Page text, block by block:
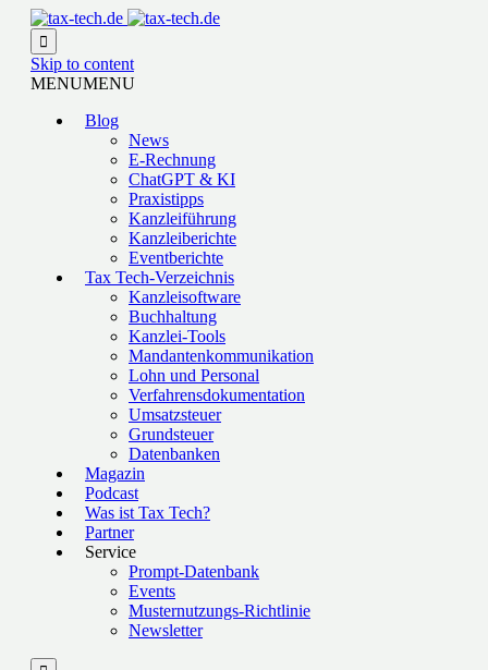

Skip to content
MENUMENU
Blog
News
E-Rechnung
ChatGPT & KI
Praxistipps
Kanzleiführung
Kanzleiberichte
Eventberichte
Tax Tech-Verzeichnis
Kanzleisoftware
Buchhaltung
Kanzlei-Tools
Mandantenkommunikation
Lohn und Personal
Verfahrensdokumentation
Umsatzsteuer
Grundsteuer
Datenbanken
Magazin
Podcast
Was ist Tax Tech?
Partner
Service
Prompt-Datenbank
Events
Musternutzungs-Richtlinie
Newsletter